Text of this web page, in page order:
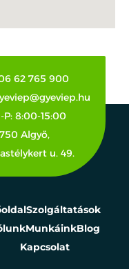
62 765 900
P: 8:00-15:00
Algyő,
u. 49.
Szolgáltatások
MunkáinkBlog
Kapcsolat